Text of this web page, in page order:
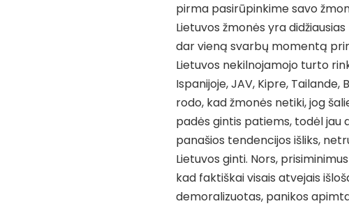
pirma pasirūpinkime savo
Lietuvos žmonės yra
dar vieną svarbų momentą
Lietuvos nekilnojamojo turto
Ispanijoje, JAV, Kipre,
rodo, kad žmonės netiki, jog
padės gintis patiems, todėl jau
panašios tendencijos išliks,
Lietuvos ginti. Nors,
kad faktiškai visais atvejais
demoralizuotas, panikos